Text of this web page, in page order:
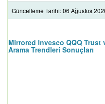
Güncelleme Tarihi: 06 Ağustos
Mirrored Invesco QQQ
Arama Trendleri Sonuçları